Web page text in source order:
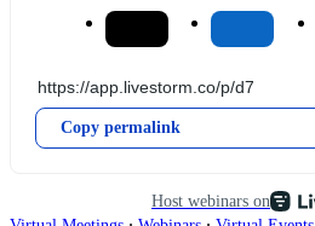
Copy permalink
Host webinars on